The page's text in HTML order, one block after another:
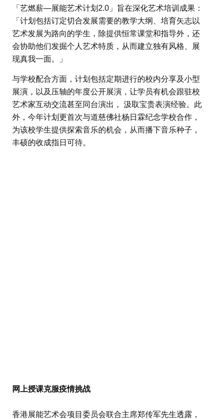
「艺燃薪—展能艺术计划2.0」旨在深化艺术培训成果：
「计划包括订定切合发展需要的教学大纲、培育矢志以
艺术发展为路向的学生，除提供恒常课堂和指导外，还
会协助他们发掘个人艺术特质，从而建立独有风格、展
现真我一面。」
与学校配合方面，计划包括定期进行的校内分享及小型
展演，以及压轴的年度公开展演，让学员有机会跟驻校
艺术家互动交流甚至同台演出， 汲取宝贵表演经验。此
外，今年计划更首次与道慈佛社杨日霖纪念学校合作，
为该校学生提供探索音乐的机会，从而播下音乐种子，
丰硕的收成指日可待。
网上授课克服疫情挑战
香港展能艺术会项目委员会联合主席郑传军先生透露，